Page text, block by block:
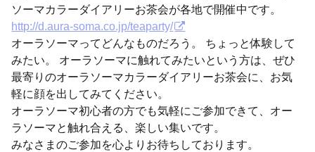
ソーマカラーダイアリーお茶会が各地で開催中です。
http://d.aura-soma.co.jp/teaparty/
オーラソーマってどんなものだろう。 ちょっと体験して
みたい。 オーラソーマに触れてみたいという方は、ぜひ
最寄りのオーラソーマカラーダイアリーお茶会に、お気
軽に顔を出してみてください。
オーラソーマ初心者の方でも気軽にご参加できて、オー
ラソーマと触れ合える、楽しい集いです。
みなさまのご参加を心よりお待ちしております。